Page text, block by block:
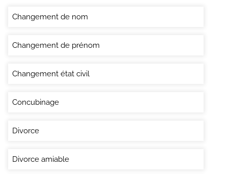
Changement de nom
Changement de prénom
Changement état civil
Concubinage
Divorce
Divorce amiable